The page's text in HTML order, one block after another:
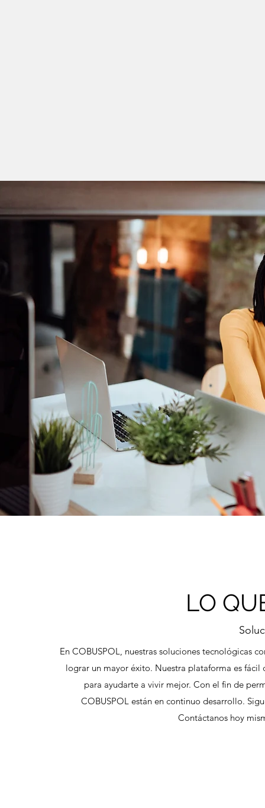
LO
En COBUSPOL, nuestras soluciones tecnológicas
lograr un mayor éxito. Nuestra plataforma es
para ayudarte a vivir mejor. Con el fin de
COBUSPOL están en continuo desarrollo.
Contáctanos hoy